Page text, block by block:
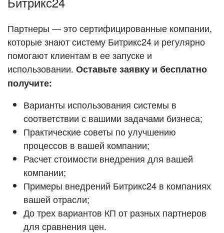
ВХОД
ВХОД
Кейсы партнёров
Смотреть видеокейсы
Партнеры — это сертифицированные компании,
которые знают систему Битрикс24 и регулярно
помогают клиентам в ее запуске и
использовании. Оставьте заявку и бесплатно
получите:
Варианты использования системы в
соответствии с вашими задачами бизнеса;
Практические советы по улучшению
процессов в вашей компании;
Расчет стоимости внедрения для вашей
компании;
Примеры внедрений Битрикс24 в компаниях
вашей отрасли;
До трех вариантов КП от разных партнеров
для сравнения цен.